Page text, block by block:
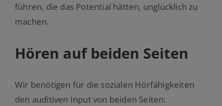
führen, die das Potential hätten, unglücklich zu
machen.
Hören auf beiden Seiten
Wir benötigen für die sozialen Hörfähigkeiten
den auditiven Input von beiden Seiten: